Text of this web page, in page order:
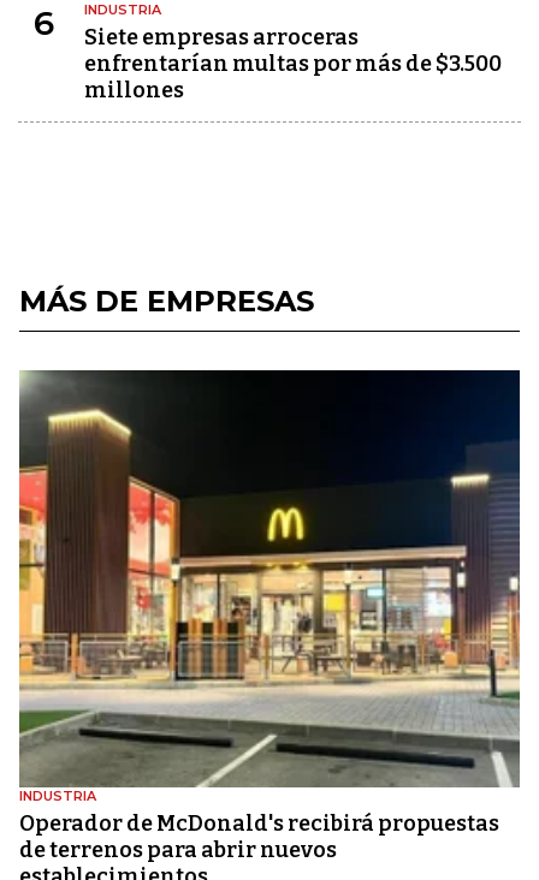
6 INDUSTRIA
Siete empresas arroceras
enfrentarían multas por más de $3.500
millones
MÁS DE EMPRESAS
INDUSTRIA
Operador de McDonald's recibirá propuestas
de terrenos para abrir nuevos